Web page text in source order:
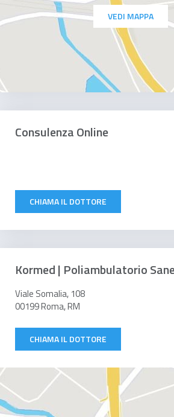
VEDI MAPPA
Consulenza Online
CHIAMA IL DOTTORE
Kormed | Poliambulatorio
Viale Somalia, 108
00199 Roma, RM
CHIAMA IL DOTTORE